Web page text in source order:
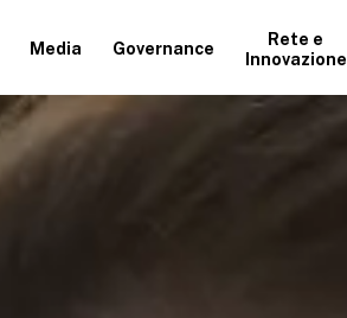
Media Governance
Rete e
Innovazione